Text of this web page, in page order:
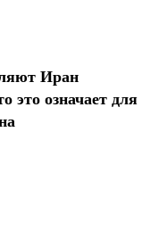
Иран
это означает для